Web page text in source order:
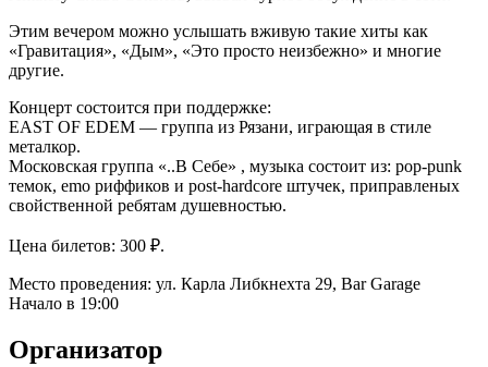
Этим вечером можно услышать вживую такие хиты как
«Гравитация», «Дым», «Это просто неизбежно» и многие
другие.
Концерт состоится при поддержке:
EAST OF EDEM — группа из Рязани, играющая в стиле
металкор.
Московская группа «..В Себе» , музыка состоит из: pop-punk
темок, emo риффиков и post-hardcore штучек, приправленых
свойственной ребятам душевностью.
Цена билетов: 300 ₽.
Место проведения: ул. Карла Либкнехта 29, Bar Garage
Начало в 19:00
Организатор